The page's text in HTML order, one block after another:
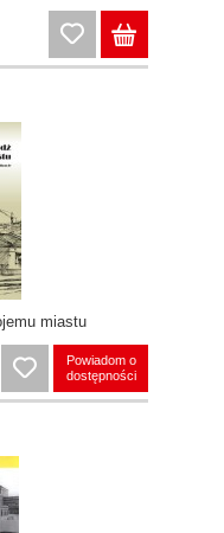
miastu
Powiadom o
dostępności